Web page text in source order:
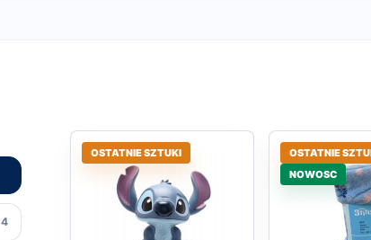
4
OSTATNIE SZTUKI
OSTATNIE
NOWOSC